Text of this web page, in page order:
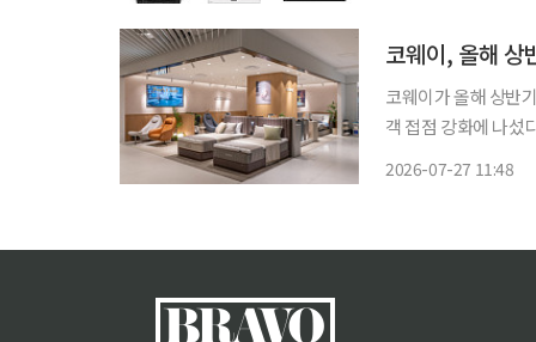
코웨이, 올해
코웨이가 올해 상반
객 접점 강화에 나섰
2026-07-27 11:48